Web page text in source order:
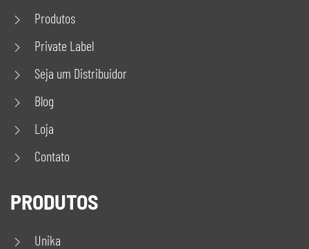
Produtos
Private Label
Seja um Distribuidor
Blog
Loja
Contato
PRODUTOS
Unika